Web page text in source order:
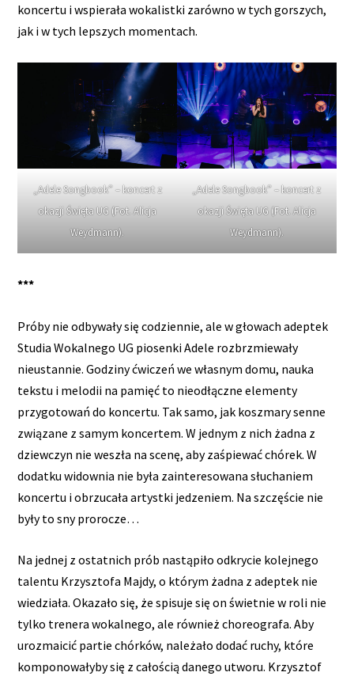
koncertu i wspierała wokalistki zarówno w tych gorszych,
jak i w tych lepszych momentach.
„Adele Songbook” – koncert z
okazji Święta UG (Fot. Alicja
Weydmann).
„Adele Songbook” – koncert z
okazji Święta UG (Fot. Alicja
Weydmann).
***
Próby nie odbywały się codziennie, ale w głowach adeptek
Studia Wokalnego UG piosenki Adele rozbrzmiewały
nieustannie. Godziny ćwiczeń we własnym domu, nauka
tekstu i melodii na pamięć to nieodłączne elementy
przygotowań do koncertu. Tak samo, jak koszmary senne
związane z samym koncertem. W jednym z nich żadna z
dziewczyn nie weszła na scenę, aby zaśpiewać chórek. W
dodatku widownia nie była zainteresowana słuchaniem
koncertu i obrzucała artystki jedzeniem. Na szczęście nie
były to sny prorocze…
Na jednej z ostatnich prób nastąpiło odkrycie kolejnego
talentu Krzysztofa Majdy, o którym żadna z adeptek nie
wiedziała. Okazało się, że spisuje się on świetnie w roli nie
tylko trenera wokalnego, ale również choreografa. Aby
urozmaicić partie chórków, należało dodać ruchy, które
komponowałyby się z całością danego utworu. Krzysztof